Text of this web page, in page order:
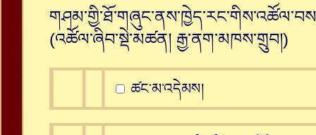
(འཚོལ་ཞིབ་སྡེ་མཚན། རྒྱ་ནག་མཁས་གྲུབ།)
ཚང་མ་འདེམས།